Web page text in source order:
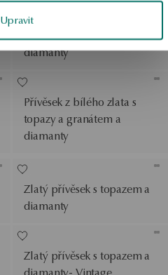
Upravit
Zlatý prsten s topazem a
diamanty
Přívěsek z bílého zlata s
topazy a granátem a
diamanty
Zlatý přívěsek s topazem a
diamanty
Zlatý přívěsek s topazem a